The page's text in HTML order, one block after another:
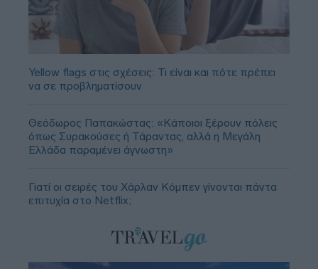
Yellow flags στις σχέσεις: Τι είναι και πότε πρέπει
να σε προβληματίσουν
Θεόδωρος Παπακώστας: «Κάποιοι ξέρουν πόλεις
όπως Συρακούσες ή Τάραντας, αλλά η Μεγάλη
Ελλάδα παραμένει άγνωστη»
Γιατί οι σειρές του Χάρλαν Κόμπεν γίνονται πάντα
επιτυχία στο Netflix;